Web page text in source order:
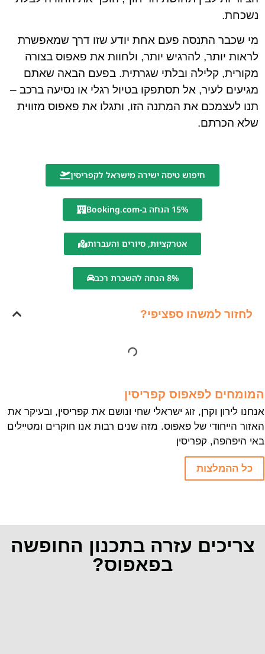
נשכחת.
מי שכבר התנסה פעם אחת יודע שזו דרך שמאפשרת
לראות יותר, להרגיש יותר, ולחוות את פאפוס בצורה
מקורית, קלילה ובלתי שגרתית. בפעם הבאה שאתם
מגיעים לעיר, אל תסתפקו בטיול רגלי או נסיעה ברכב –
תנו לעצמכם את המתנה הזו, ותגלו את פאפוס מזווית
שלא הכרתם.
חיפוש טיסה ישירה מישראל לקפריסין
15% הנחה ב-Booking.com
אטרקציות, סיורים והעברות
8% הנחה להשכרת רכב
לחזור למשהו ספציפי?
המומחים לפאפוס קפריסין
אנחנו לירון וקרן, זוג ישראלי שחי ונושם את קפריסין, ובעיקר את
האזור הייחודי של פאפוס. מזה שנים רבות אנו חוקרים ומטיילים
באי היפהפה, קפריסין
כל ההמלצות
צריכים עזרה בתכנון החופשה
בפאפוס?